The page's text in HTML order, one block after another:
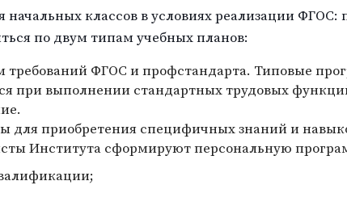
начальных классов в условиях реализации
по двум типам учебных планов:
требований ФГОС и профстандарта. Типовые
при выполнении стандартных трудовых
для приобретения специфичных знаний и
Института сформируют персональную